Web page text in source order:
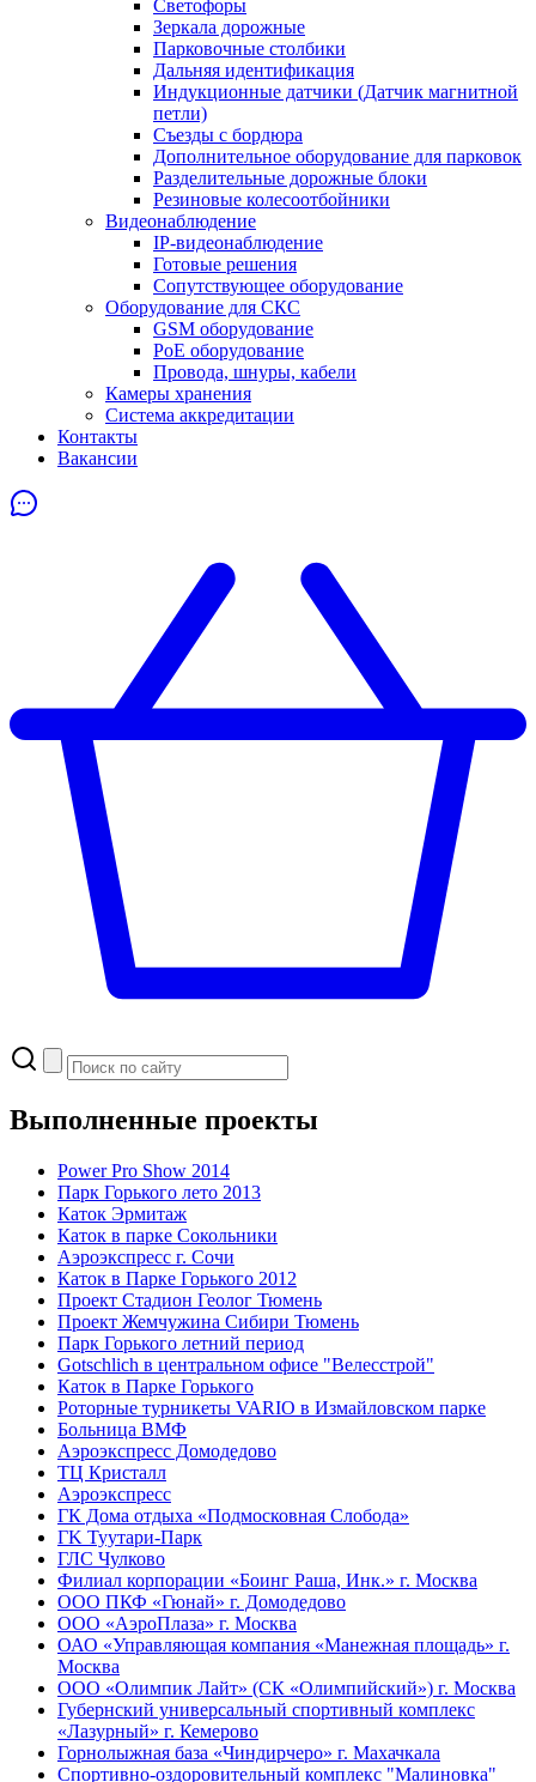
Светофоры
Зеркала дорожные
Парковочные столбики
Дальняя идентификация
Индукционные датчики (Датчик магнитной
петли)
Съезды с бордюра
Дополнительное оборудование для парковок
Разделительные дорожные блоки
Резиновые колесоотбойники
Видеонаблюдение
IP-видеонаблюдение
Готовые решения
Сопутствующее оборудование
Оборудование для СКС
GSM оборудование
PoE оборудование
Провода, шнуры, кабели
Камеры хранения
Система аккредитации
Контакты
Вакансии
Выполненные проекты
Power Pro Show 2014
Парк Горького лето 2013
Каток Эрмитаж
Каток в парке Сокольники
Аэроэкспресс г. Сочи
Каток в Парке Горького 2012
Проект Стадион Геолог Тюмень
Проект Жемчужина Сибири Тюмень
Парк Горького летний период
Gotschlich в центральном офисе "Велесстрой"
Каток в Парке Горького
Роторные турникеты VARIO в Измайловском парке
Больница ВМФ
Аэроэкспресс Домодедово
ТЦ Кристалл
Аэроэкспресс
ГК Дома отдыха «Подмосковная Слобода»
ГK Туутари-Парк
ГЛС Чулково
Филиал корпорации «Боинг Раша, Инк.» г. Москва
ООО ПКФ «Гюнай» г. Домодедово
ООО «АэроПлаза» г. Москва
ОАО «Управляющая компания «Манежная площадь» г.
Москва
ООО «Олимпик Лайт» (СК «Олимпийский») г. Москва
Губернский универсальный спортивный комплекс
«Лазурный» г. Кемерово
Горнолыжная база «Чиндирчеро» г. Махачкала
Спортивно-оздоровительный комплекс "Малиновка"